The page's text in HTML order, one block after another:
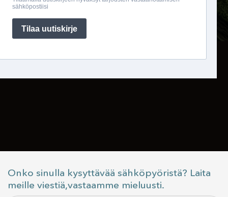
Onko sinulla kysyttävää sähköpyöristä? Laita
meille viestiä,vastaamme mieluusti.